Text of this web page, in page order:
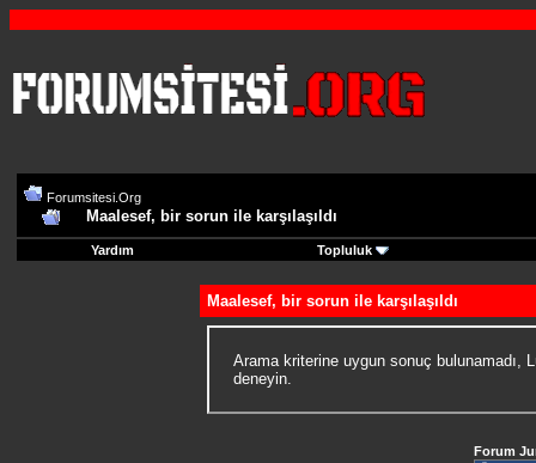
Forumsitesi.Org
Maalesef, bir sorun ile karşılaşıldı
Yardım Topluluk
Maalesef, bir sorun ile karşılaşıldı
Arama kriterine uygun sonuç bulunamadı,
deneyin.
Forum